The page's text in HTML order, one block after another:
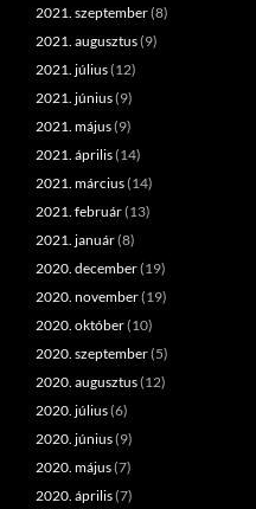
2021. szeptember(8)
2021. augusztus(9)
2021. július(12)
2021. június(9)
2021. május(9)
2021. április(14)
2021. március(14)
2021. február(13)
2021. január(8)
2020. december(19)
2020. november(19)
2020. október(10)
2020. szeptember(5)
2020. augusztus(12)
2020. július(6)
2020. június(9)
2020. május(7)
2020. április(7)